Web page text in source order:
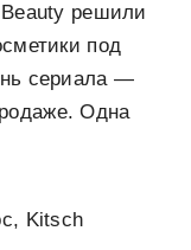
решили
под
сериала —
Одна
Kitsch